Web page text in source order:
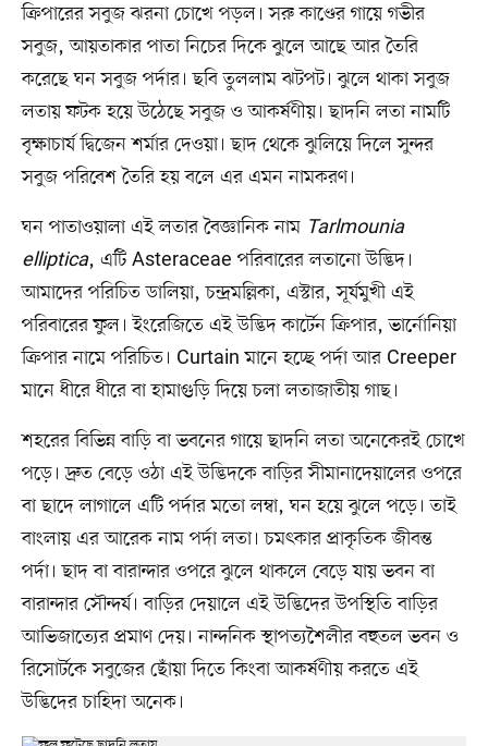
ক্রিপারের সবুজ ঝরনা চোখে পড়ল। সরু কাণ্ডের গায়ে গভীর
সবুজ, আয়তাকার পাতা নিচের দিকে ঝুলে আছে আর তৈরি
করেছে ঘন সবুজ পর্দার। ছবি তুললাম ঝটপট। ঝুলে থাকা সবুজ
লতায় ফটক হয়ে উঠেছে সবুজ ও আকর্ষণীয়। ছাদনি লতা নামটি
বৃক্ষাচার্য দ্বিজেন শর্মার দেওয়া। ছাদ থেকে ঝুলিয়ে দিলে সুন্দর
সবুজ পরিবেশ তৈরি হয় বলে এর এমন নামকরণ।
ঘন পাতাওয়ালা এই লতার বৈজ্ঞানিক নাম Tarlmounia
elliptica, এটি Asteraceae পরিবারের লতানো উদ্ভিদ।
আমাদের পরিচিত ডালিয়া, চন্দ্রমল্লিকা, এস্টার, সূর্যমুখী এই
পরিবারের ফুল। ইংরেজিতে এই উদ্ভিদ কার্টেন ক্রিপার, ভার্নোনিয়া
ক্রিপার নামে পরিচিত। Curtain মানে হচ্ছে পর্দা আর Creeper
মানে ধীরে ধীরে বা হামাগুড়ি দিয়ে চলা লতাজাতীয় গাছ।
শহরের বিভিন্ন বাড়ি বা ভবনের গায়ে ছাদনি লতা অনেকেরই চোখে
পড়ে। দ্রুত বেড়ে ওঠা এই উদ্ভিদকে বাড়ির সীমানাদেয়ালের ওপরে
বা ছাদে লাগালে এটি পর্দার মতো লম্বা, ঘন হয়ে ঝুলে পড়ে। তাই
বাংলায় এর আরেক নাম পর্দা লতা। চমৎকার প্রাকৃতিক জীবন্ত
পর্দা। ছাদ বা বারান্দার ওপরে ঝুলে থাকলে বেড়ে যায় ভবন বা
বারান্দার সৌন্দর্য। বাড়ির দেয়ালে এই উদ্ভিদের উপস্থিতি বাড়ির
আভিজাত্যের প্রমাণ দেয়। নান্দনিক স্থাপত্যশৈলীর বহুতল ভবন ও
রিসোর্টকে সবুজের ছোঁয়া দিতে কিংবা আকর্ষণীয় করতে এই
উদ্ভিদের চাহিদা অনেক।